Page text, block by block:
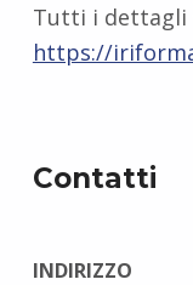
Tutti i dettagli
https://
Ritorna alla navigazione principale
Contatti
INDIRIZZO